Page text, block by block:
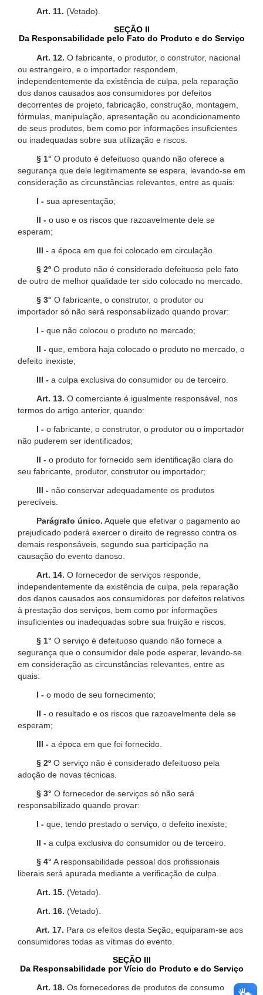
Art. 11. (Vetado).
SEÇÃO II
Da Responsabilidade pelo Fato do Produto e do Serviço
Art. 12. O fabricante, o produtor, o construtor, nacional
ou estrangeiro, e o importador respondem,
independentemente da existência de culpa, pela reparação
dos danos causados aos consumidores por defeitos
decorrentes de projeto, fabricação, construção, montagem,
fórmulas, manipulação, apresentação ou acondicionamento
de seus produtos, bem como por informações insuficientes
ou inadequadas sobre sua utilização e riscos.
§ 1° O produto é defeituoso quando não oferece a
segurança que dele legitimamente se espera, levando-se em
consideração as circunstâncias relevantes, entre as quais:
I - sua apresentação;
II - o uso e os riscos que razoavelmente dele se
esperam;
III - a época em que foi colocado em circulação.
§ 2º O produto não é considerado defeituoso pelo fato
de outro de melhor qualidade ter sido colocado no mercado.
§ 3° O fabricante, o construtor, o produtor ou
importador só não será responsabilizado quando provar:
I - que não colocou o produto no mercado;
II - que, embora haja colocado o produto no mercado, o
defeito inexiste;
III - a culpa exclusiva do consumidor ou de terceiro.
Art. 13. O comerciante é igualmente responsável, nos
termos do artigo anterior, quando:
I - o fabricante, o construtor, o produtor ou o importador
não puderem ser identificados;
II - o produto for fornecido sem identificação clara do
seu fabricante, produtor, construtor ou importador;
III - não conservar adequadamente os produtos
perecíveis.
Parágrafo único. Aquele que efetivar o pagamento ao
prejudicado poderá exercer o direito de regresso contra os
demais responsáveis, segundo sua participação na
causação do evento danoso.
Art. 14. O fornecedor de serviços responde,
independentemente da existência de culpa, pela reparação
dos danos causados aos consumidores por defeitos relativos
à prestação dos serviços, bem como por informações
insuficientes ou inadequadas sobre sua fruição e riscos.
§ 1° O serviço é defeituoso quando não fornece a
segurança que o consumidor dele pode esperar, levando-se
em consideração as circunstâncias relevantes, entre as
quais:
I - o modo de seu fornecimento;
II - o resultado e os riscos que razoavelmente dele se
esperam;
III - a época em que foi fornecido.
§ 2º O serviço não é considerado defeituoso pela
adoção de novas técnicas.
§ 3° O fornecedor de serviços só não será
responsabilizado quando provar:
I - que, tendo prestado o serviço, o defeito inexiste;
II - a culpa exclusiva do consumidor ou de terceiro.
§ 4° A responsabilidade pessoal dos profissionais
liberais será apurada mediante a verificação de culpa.
Art. 15. (Vetado).
Art. 16. (Vetado).
Art. 17. Para os efeitos desta Seção, equiparam-se aos
consumidores todas as vítimas do evento.
SEÇÃO III
Da Responsabilidade por Vício do Produto e do Serviço
Art. 18. Os fornecedores de produtos de consumo